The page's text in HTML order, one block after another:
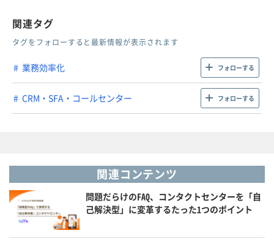
関連タグ
タグをフォローすると最新情報が表示されます
業務効率化 フォローする
CRM・SFA・コールセンター フォローする
関連コンテンツ
問題だらけのFAQ、コンタクトセンターを「自
己解決型」に変革するたった1つのポイント